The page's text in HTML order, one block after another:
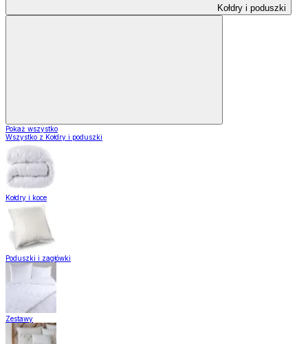
Kołdry i poduszki
Pokaż wszystko
Wszystko z Kołdry i poduszki
Kołdry i koce
Poduszki i zagłówki
Zestawy